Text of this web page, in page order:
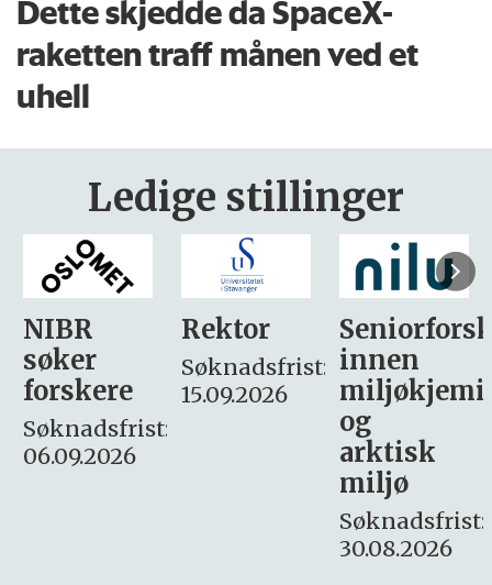
Dette skjedde da SpaceX-
raketten traff månen ved et
uhell
Ledige stillinger
Rektor
Søknadsfrist:
15.09.2026
Seniorforsker
innen
miljøkjemi
søker
– fast
Søknadsfrist:
16. august.